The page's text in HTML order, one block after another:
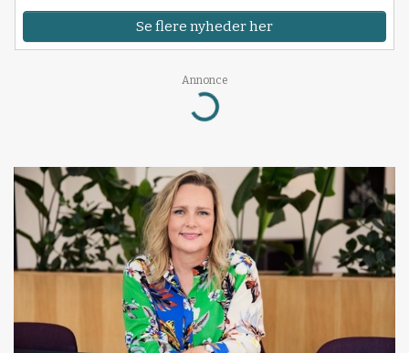
Se flere nyheder her
Annonce
Loading...